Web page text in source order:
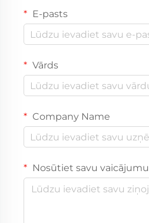
E-pasts
Vārds
Company Name
Nosūtiet savu vaicājumu